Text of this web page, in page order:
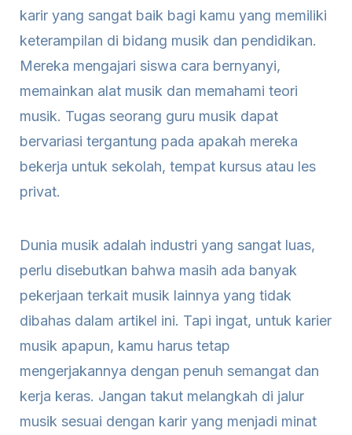
karir yang sangat baik bagi kamu yang memiliki
keterampilan di bidang musik dan pendidikan.
Mereka mengajari siswa cara bernyanyi,
memainkan alat musik dan memahami teori
musik. Tugas seorang guru musik dapat
bervariasi tergantung pada apakah mereka
bekerja untuk sekolah, tempat kursus atau les
privat.
Dunia musik adalah industri yang sangat luas,
perlu disebutkan bahwa masih ada banyak
pekerjaan terkait musik lainnya yang tidak
dibahas dalam artikel ini. Tapi ingat, untuk karier
musik apapun, kamu harus tetap
mengerjakannya dengan penuh semangat dan
kerja keras. Jangan takut melangkah di jalur
musik sesuai dengan karir yang menjadi minat